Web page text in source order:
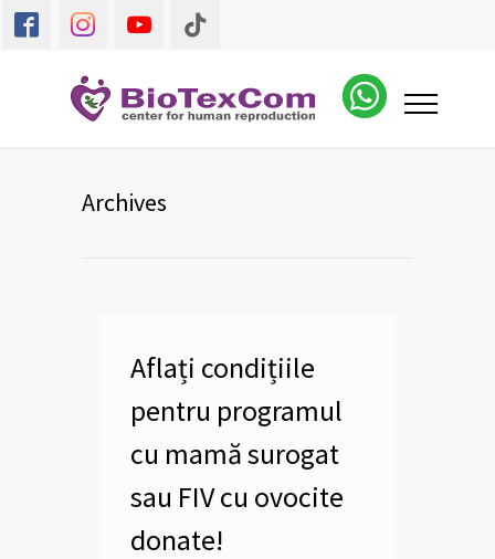
Archives
Aflați condițiile
pentru programul
cu mamă surogat
sau FIV cu ovocite
donate!